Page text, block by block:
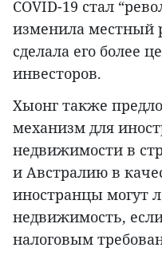
COVID-19 стал
изменила местный
сделала его более
инвесторов.
Хыонг также
механизм для
недвижимости в
и Австралию в
иностранцы могут
недвижимость,
налоговым